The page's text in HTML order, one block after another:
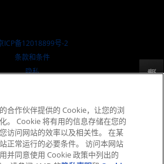
ICP备12018899号-2
​条款和条件
隐私
公开公平竞争
英国税收策略
Cookie 政策
Cookie 设置
反馈
合作伙伴提供的 Cookie，让您的浏
。 Cookie 将有用的信息存储在您的
访问网站的效率以及相关性。 在某
正常运行的必要条件。 访问本网站
并同意使用 Cookie 政策中列出的